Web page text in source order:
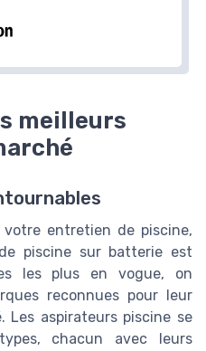
meilleurs
entretien de piscine,
piscine sur batterie est
les plus en vogue, on
reconnues pour leur
aspirateurs piscine se
chacun avec leurs